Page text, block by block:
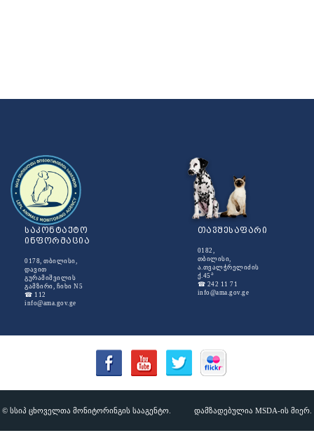
საკონტაქტო
ინფორმაცია
0178, თბილისი,
დავით
გურამიშვილის
გამზირი, ჩიხი N5
☎ 112
info@ama.gov.ge
თავშესაფარი
0182,
თბილისი,
ა.თვალჭრელიძის
ქ.45 ა
☎ 242 11 71
info@ama.gov.ge
© სსიპ ცხოველთა მონიტორინგის სააგენტო. დამზადებულია MSDA-ის მიერ.